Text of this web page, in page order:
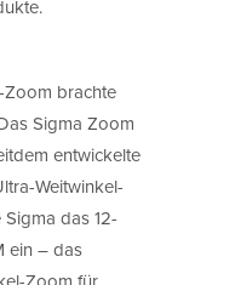
Zoom brachte
Sigma Zoom
entwickelte
Weitwinkel-
das 12-
ein – das